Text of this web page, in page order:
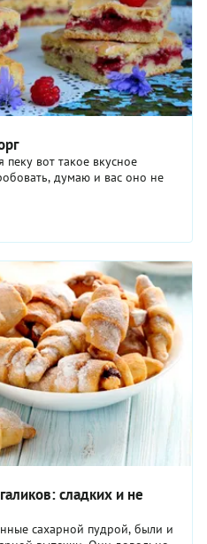
вот такое вкусное
думаю и вас оно не
сладких и не
сахарной пудрой, были и